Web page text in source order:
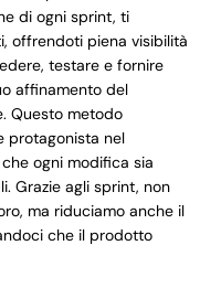
di ogni sprint, ti
offrendoti piena visibilità
testare e fornire
affinamento del
Questo metodo
protagonista nel
ogni modifica sia
Grazie agli sprint, non
ma riduciamo anche il
che il prodotto